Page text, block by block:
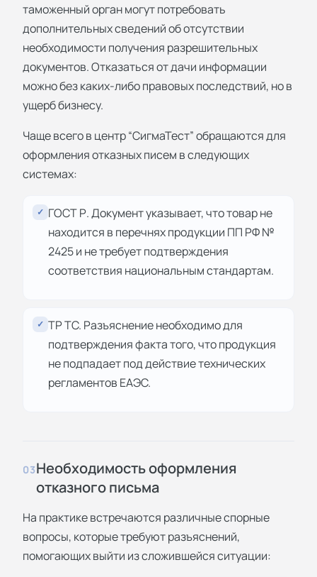
таможенный орган могут потребовать
дополнительных сведений об отсутствии
необходимости получения разрешительных
документов. Отказаться от дачи информации
можно без каких-либо правовых последствий, но в
ущерб бизнесу.
Чаще всего в центр “СигмаТест” обращаются для
оформления отказных писем в следующих
системах:
✓ ГОСТ Р. Документ указывает, что товар не
находится в перечнях продукции ПП РФ №
2425 и не требует подтверждения
соответствия национальным стандартам.
✓ ТР ТС. Разъяснение необходимо для
подтверждения факта того, что продукция
не подпадает под действие технических
регламентов ЕАЭС.
03Необходимость оформления
отказного письма
На практике встречаются различные спорные
вопросы, которые требуют разъяснений,
помогающих выйти из сложившейся ситуации: